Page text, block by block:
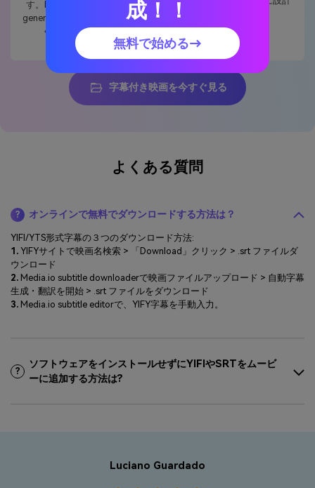
す。Media.io Auto subtitle
generatorを使うと、手間な
く実現できます。
字幕付き映画を今すぐ見る
よくある質問
? オンラインで無料でダウンロードする方法は？
YIFI/YTS形式字幕の３つのダウンロード方法:
1. YIFYサイトで映画名検索 > 「Download」クリック > .srt ファイルダ
ウンロード
2. Media.io subtitle downloaderで映画ファイルアップロード > 自動字幕
生成・翻訳を開始 > .srt ファイルをダウンロード
3. Media.io subtitle editorで、YIFY字幕を手動入力。
?
ソフトウェアをインストールせずにYIFIやSRTをムービ
ーに追加する方法は?
Luciano Guardado
成！！
無料で始める→